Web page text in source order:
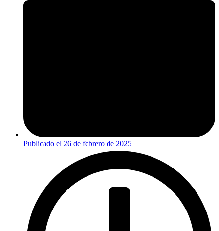
Publicado el 26 de febrero de 2025